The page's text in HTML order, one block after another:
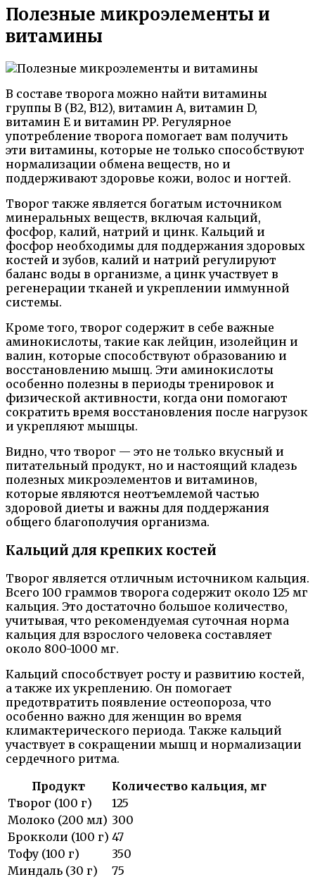
Полезные микроэлементы и
витамины
В составе творога можно найти витамины
группы В (B2, B12), витамин А, витамин D,
витамин Е и витамин РР. Регулярное
употребление творога помогает вам получить
эти витамины, которые не только способствуют
нормализации обмена веществ, но и
поддерживают здоровье кожи, волос и ногтей.
Творог также является богатым источником
минеральных веществ, включая кальций,
фосфор, калий, натрий и цинк. Кальций и
фосфор необходимы для поддержания здоровых
костей и зубов, калий и натрий регулируют
баланс воды в организме, а цинк участвует в
регенерации тканей и укреплении иммунной
системы.
Кроме того, творог содержит в себе важные
аминокислоты, такие как лейцин, изолейцин и
валин, которые способствуют образованию и
восстановлению мышц. Эти аминокислоты
особенно полезны в периоды тренировок и
физической активности, когда они помогают
сократить время восстановления после нагрузок
и укрепляют мышцы.
Видно, что творог — это не только вкусный и
питательный продукт, но и настоящий кладезь
полезных микроэлементов и витаминов,
которые являются неотъемлемой частью
здоровой диеты и важны для поддержания
общего благополучия организма.
Кальций для крепких костей
Творог является отличным источником кальция.
Всего 100 граммов творога содержит около 125 мг
кальция. Это достаточно большое количество,
учитывая, что рекомендуемая суточная норма
кальция для взрослого человека составляет
около 800-1000 мг.
Кальций способствует росту и развитию костей,
а также их укреплению. Он помогает
предотвратить появление остеопороза, что
особенно важно для женщин во время
климактерического периода. Также кальций
участвует в сокращении мышц и нормализации
сердечного ритма.
Продукт
Количество кальция, мг
Творог (100 г)
125
Молоко (200 мл) 300
Брокколи (100 г) 47
Тофу (100 г)
350
Миндаль (30 г)
75